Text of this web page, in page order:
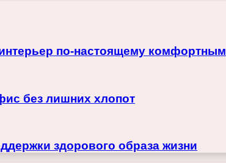
по-настоящему комфортным
без лишних хлопот
здорового образа жизни